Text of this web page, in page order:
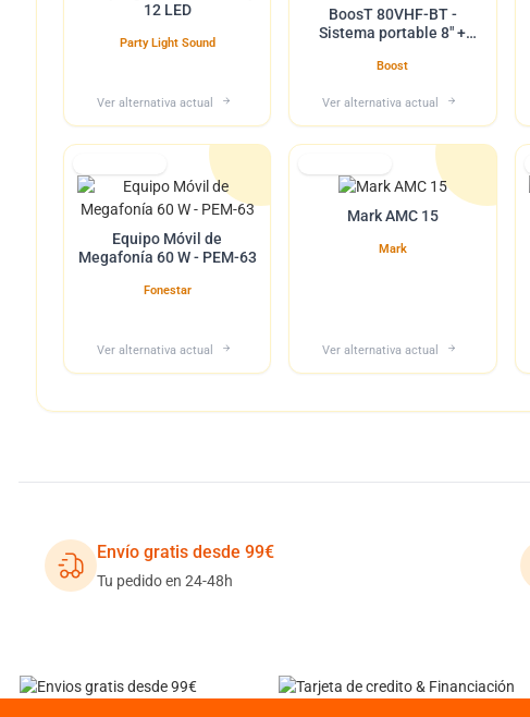
12 LED
Party Light Sound
Ver alternativa actual
BoosT 80VHF-BT -
Sistema portable 8" +
Boost
Ver alternativa actual
Equipo Móvil de
Megafonía 60 W - PEM-63
Fonestar
Ver alternativa actual
Mark AMC 15
Mark
Ver alternativa actual
Envío gratis desde 99€
Tu pedido en 24-48h